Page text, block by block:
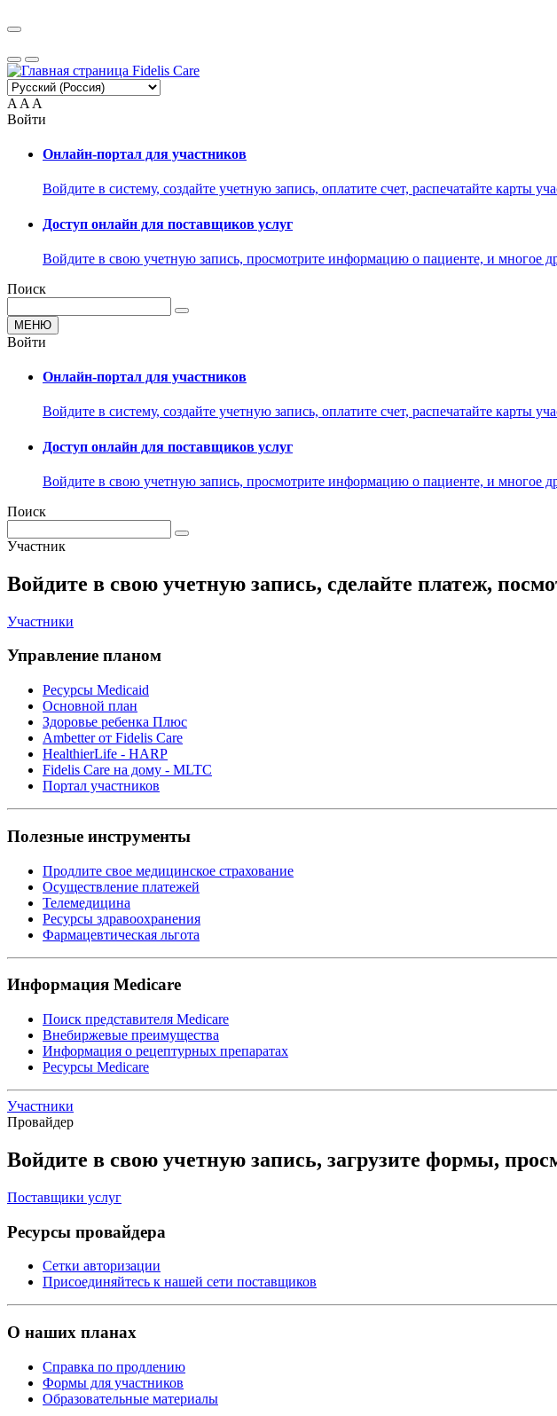
A A A
Войти
Онлайн-портал для участников
Войдите в систему, создайте учетную запись, оплатите счет, распечатайте карты
Доступ онлайн для поставщиков услуг
Войдите в свою учетную запись, просмотрите информацию о пациенте, и многое
Поиск
МЕНЮ
Войти
Онлайн-портал для участников
Войдите в систему, создайте учетную запись, оплатите счет, распечатайте карты
Доступ онлайн для поставщиков услуг
Войдите в свою учетную запись, просмотрите информацию о пациенте, и многое
Поиск
Участник
Войдите в свою учетную запись, сделайте платеж,
Участники
Управление планом
Ресурсы Medicaid
Основной план
Здоровье ребенка Плюс
Ambetter от Fidelis Care
HealthierLife - HARP
Fidelis Care на дому - MLTC
Портал участников
Полезные инструменты
Продлите свое медицинское страхование
Осуществление платежей
Телемедицина
Ресурсы здравоохранения
Фармацевтическая льгота
Информация Medicare
Поиск представителя Medicare
Внебиржевые преимущества
Информация о рецептурных препаратах
Ресурсы Medicare
Участники
Провайдер
Войдите в свою учетную запись, загрузите формы,
Поставщики услуг
Ресурсы провайдера
Сетки авторизации
Присоединяйтесь к нашей сети поставщиков
О наших планах
Справка по продлению
Формы для участников
Образовательные материалы